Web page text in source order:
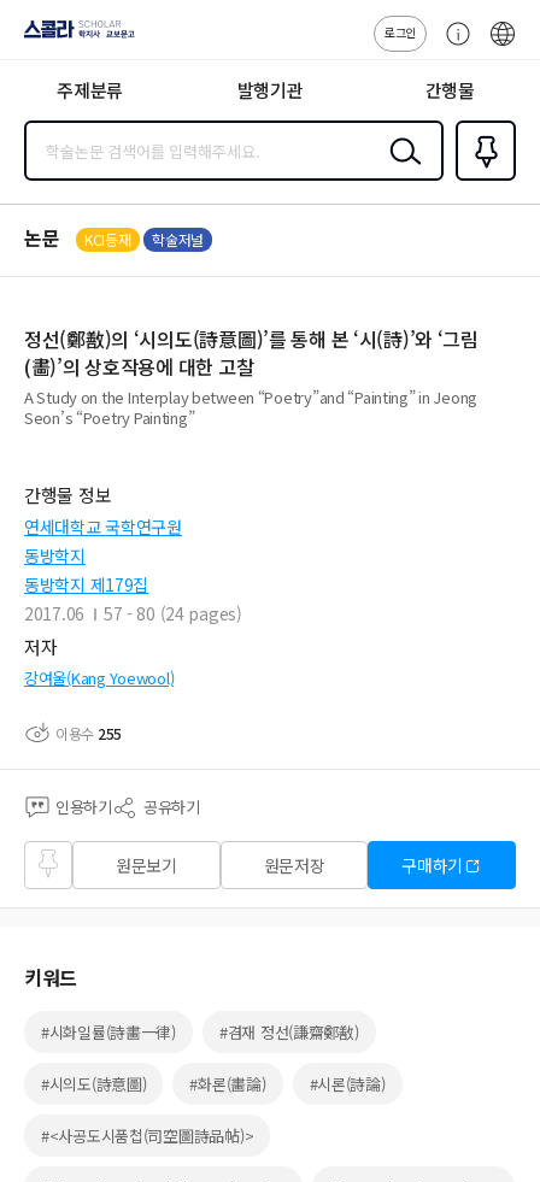
지사·교보문고
로그인
센
주제분류 발행기관 간행물
검색
즐겨찾
기0
논문 KCI등재 학술저널
정선(鄭敾)의 ‘시의도(詩意圖)’를 통해 본 ‘시(詩)’와 ‘그림
(畵)’의 상호작용에 대한 고찰
A Study on the Interplay between “Poetry”and “Painting” in Jeong
Seon’s “Poetry Painting”
간행물 정보
연세대학교 국학연구원
동방학지
동방학지 제179집
2017.06
57 - 80 (24 pages)
저자
강여울(Kang Yoewool)
이용수 255
인용하기 공유하기
즐겨
찾기
원문보기 원문저장 구매하기
키워드
#시화일률(詩畵一律) #겸재 정선(謙齋鄭敾)
#시의도(詩意圖) #화론(畵論) #시론(詩論)
#<사공도시품첩(司空圖詩品帖)>